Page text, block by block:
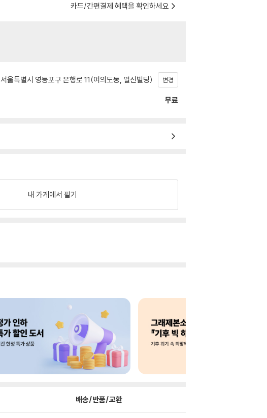
카드/간편결제 혜택을 확인하세요
서울특별시 영등포구 은행로 11(여의도동, 일신빌딩) 변경
무료
내 가게에서 팔기
배송/반품/교환